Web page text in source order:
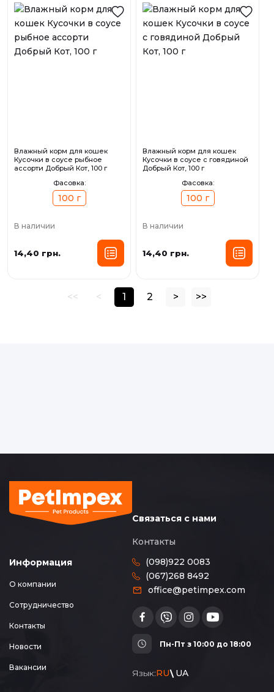
Влажный корм для кошек
Кусочки в соусе рыбное
ассорти Добрый Кот, 100 г
Фасовка:
100 г
В наличии
14,40 грн.
Влажный корм для кошек
Кусочки в соусе с говядиной
Добрый Кот, 100 г
Фасовка:
100 г
В наличии
14,40 грн.
<< < 1 2 > >>
Информация
О компании
Сотрудничество
Контакты
Новости
Вакансии
Связаться с нами
Контакты
(098)922 0083
(067)268 8492
office@petimpex.com
Пн-Пт з 10:00 до 18:00
Язык:RU UA